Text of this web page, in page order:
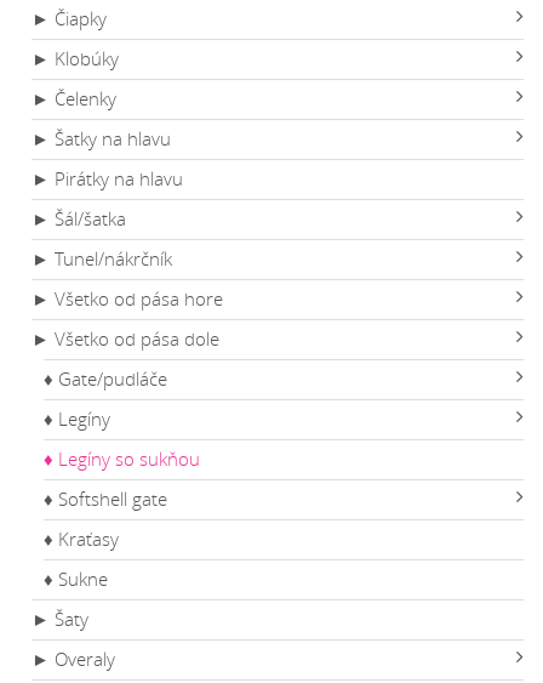
► Čiapky
► Klobúky
► Čelenky
► Šatky na hlavu
► Pirátky na hlavu
► Šál/šatka
► Tunel/nákrčník
► Všetko od pása hore
► Všetko od pása dole
♦ Gate/pudláče
♦ Legíny
♦ Legíny so sukňou
♦ Softshell gate
♦ Kraťasy
♦ Sukne
► Šaty
► Overaly